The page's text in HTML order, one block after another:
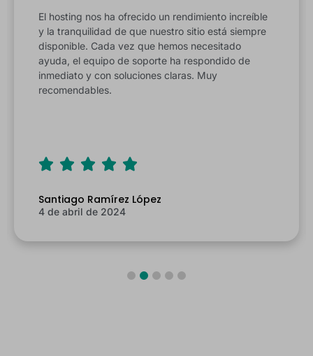
El hosting nos ha ofrecido un rendimiento increíble
y la tranquilidad de que nuestro sitio está siempre
disponible. Cada vez que hemos necesitado
ayuda, el equipo de soporte ha respondido de
inmediato y con soluciones claras. Muy
recomendables.
Santiago Ramírez López
4 de abril de 2024